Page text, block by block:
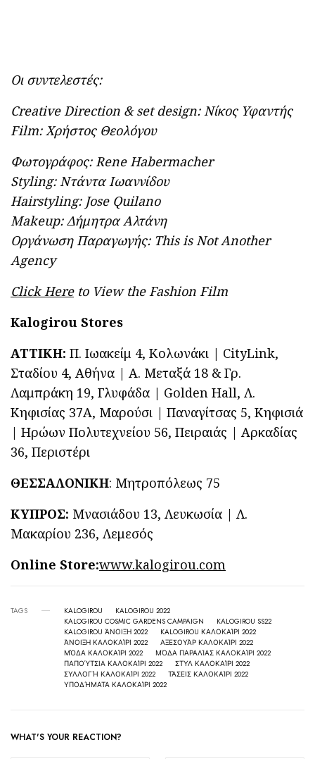
Οι συντελεστές:
Creative Direction &set design: Νίκος Υφαντής
Film: Χρήστος Θεολόγου
Φωτογράφος: Rene Habermacher
Styling: Ντάντα Ιωαννίδου
Hairstyling: Jose Quilano
Makeup: Δήμητρα Αλτάνη
Οργάνωση Παραγωγής: This is Not Another
Agency
Click Hereto View the Fashion Film
Kalogirou Stores
ΑΤΤΙΚΗ: Π. Ιωακείμ 4, Κολωνάκι | CityLink,
Σταδίου 4, Αθήνα | Α. Mεταξά 18 & Γρ.
Λαμπράκη 19, Γλυφάδα | Golden Hall, Λ.
Κηφισίας 37Α, Μαρούσι | Παναγίτσας 5, Κηφισιά
| Ηρώων Πολυτεχνείου 56, Πειραιάς | Αρκαδίας
36, Περιστέρι
ΘΕΣΣΑΛΟΝΙΚΗ: Μητροπόλεως 75
ΚΥΠΡΟΣ: Μνασιάδου 13, Λευκωσία | Λ.
Μακαρίου 236, Λεμεσός
Online Store:www.kalogirou.com
TAGS KALOGIROU
KALOGIROU 2022
KALOGIROU COSMIC GARDENS CAMPAIGN
KALOGIROU SS22
KALOGIROU ΆΝΟΙΞΗ 2022
KALOGIROU ΚΑΛΟΚΑΊΡΙ 2022
ΆΝΟΙΞΗ ΚΑΛΟΚΑΊΡΙ 2022
ΑΞΕΣΟΥΆΡ ΚΑΛΟΚΑΊΡΙ 2022
ΜΌΔΑ ΚΑΛΟΚΑΊΡΙ 2022
ΜΌΔΑ ΠΑΡΑΛΊΑΣ ΚΑΛΟΚΑΊΡΙ 2022
ΠΑΠΟΎΤΣΙΑ ΚΑΛΟΚΑΊΡΙ 2022
ΣΤΥΛ ΚΑΛΟΚΑΊΡΙ 2022
ΣΥΛΛΟΓΉ ΚΑΛΟΚΑΊΡΙ 2022
ΤΆΣΕΙΣ ΚΑΛΟΚΑΊΡΙ 2022
ΥΠΟΔΉΜΑΤΑ ΚΑΛΟΚΑΊΡΙ 2022
WHAT'S YOUR REACTION?